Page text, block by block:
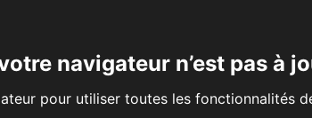
navigateur n’est pas à
pour utiliser toutes les fonctionnalités